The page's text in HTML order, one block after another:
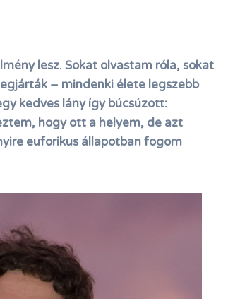
lesz. Sokat olvastam róla, sokat
– mindenki élete legszebb
kedves lány így búcsúzott:
hogy ott a helyem, de azt
euforikus állapotban fogom